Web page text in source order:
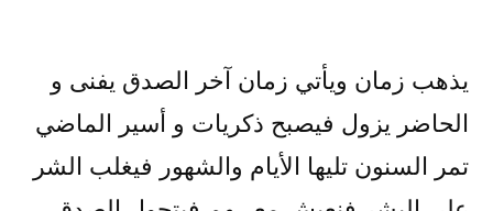
يذهب زمان ويأتي زمان آخر الصدق يفنى و
الحاضر يزول فيصبح ذكريات و أسير الماضي
تمر السنون تليها الأيام والشهور فيغلب الشر